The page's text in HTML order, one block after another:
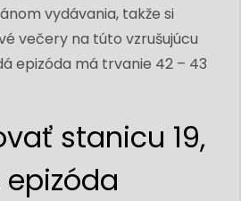
vydávania, takže si
večery na túto vzrušujúcu
epizóda má trvanie 42 – 43
stanicu 19,
epizóda